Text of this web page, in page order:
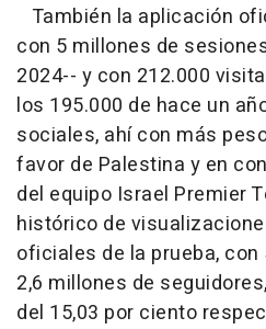
También la aplicación
con 5 millones de
2024-- y con 212.000
los 195.000 de hace un
sociales, ahí con más
favor de Palestina y en
del equipo Israel Premier
histórico de
oficiales de la prueba,
2,6 millones de
del 15,03 por ciento